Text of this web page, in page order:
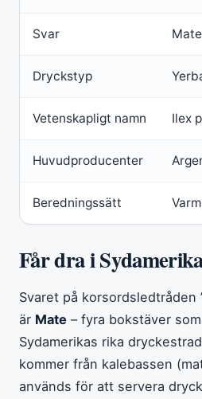
Svar Mate
Dryckstyp
Vetenskapligt namn Ilex
Huvudproducenter
Beredningssätt
Får dra i
Svaret på korsordsledtråden
är Mate – fyra bokstäver
Sydamerikas rika
kommer från kalebassen
används för att servera